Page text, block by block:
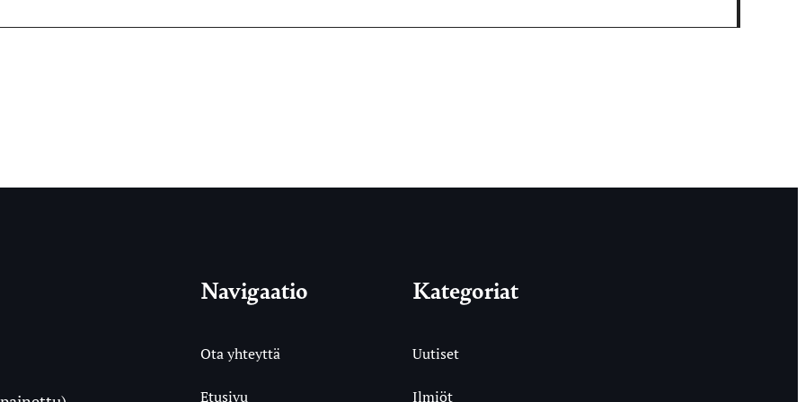
Navigaatio
Ota yhteyttä
Etusivu
Kategoriat
Uutiset
Ilmiöt